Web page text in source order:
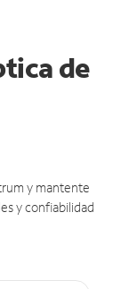
de
y mantente
y confiabilidad